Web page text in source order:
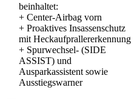
beinhaltet:
+ Center-Airbag vorn
+ Proaktives Insassenschutz
mit Heckaufprallererkennung
+ Spurwechsel- (SIDE
ASSIST) und
Ausparkassistent sowie
Ausstiegswarner